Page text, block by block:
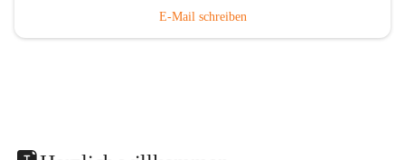
E-Mail schreiben